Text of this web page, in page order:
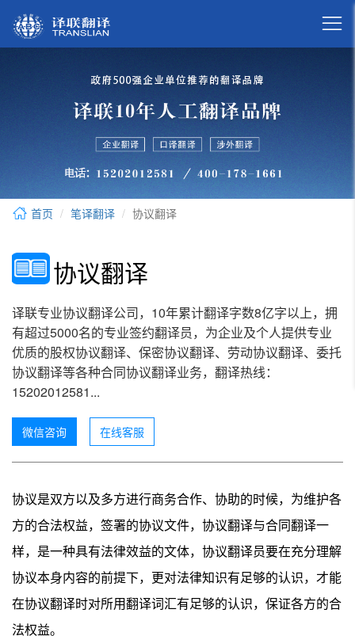

首页 笔译翻译 协议翻译
协议翻译
译联专业协议翻译公司，10年累计翻译字数8亿字以上，拥
有超过5000名的专业签约翻译员，为企业及个人提供专业
优质的股权协议翻译、保密协议翻译、劳动协议翻译、委托
协议翻译等各种合同协议翻译业务，翻译热线：
15202012581...
微信咨询 在线客服
协议是双方以及多方进行商务合作、协助的时候，为维护各
方的合法权益，签署的协议文件，协议翻译与合同翻译一
样，是一种具有法律效益的文体，协议翻译员要在充分理解
协议本身内容的前提下，更对法律知识有足够的认识，才能
在协议翻译时对所用翻译词汇有足够的认识，保证各方的合
法权益。